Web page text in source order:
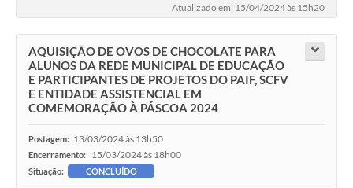
Atualizado em: 15/04/2024 às 15h20
AQUISIÇÃO DE OVOS DE CHOCOLATE PARA
ALUNOS DA REDE MUNICIPAL DE EDUCAÇÃO
E PARTICIPANTES DE PROJETOS DO PAIF, SCFV
E ENTIDADE ASSISTENCIAL EM
COMEMORAÇÃO À PÁSCOA 2024
Postagem: 13/03/2024 às 13h50
Encerramento: 15/03/2024 às 18h00
Situação: CONCLUÍDO